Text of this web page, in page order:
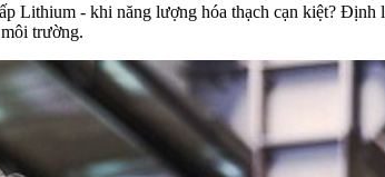
Lithium - khi năng lượng hóa thạch cạn kiệt?
trường.